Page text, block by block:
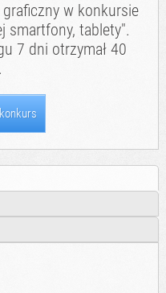
w konkursie
smartfony, tablety".
7 dni otrzymał 40